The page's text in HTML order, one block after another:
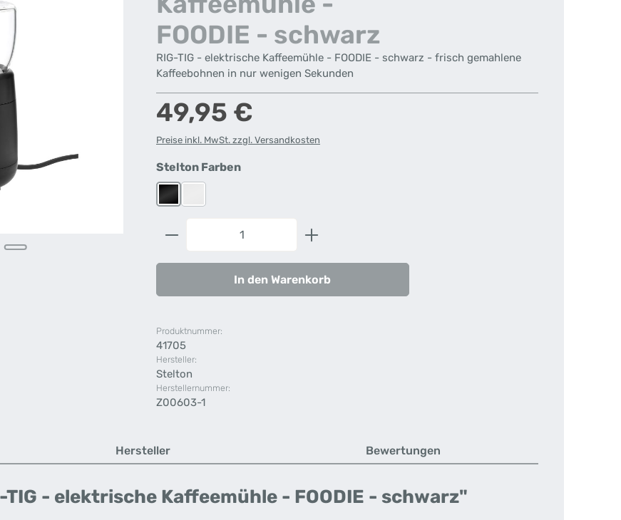
FOODIE - schwarz
RIG-TIG - elektrische Kaffeemühle - FOODIE - schwarz - frisch gemahlene
Kaffeebohnen in nur wenigen Sekunden
Regulärer Preis:
49,95 €
Preise inkl. MwSt. zzgl. Versandkosten
Stelton Farbenauswählen
Schwarz
Weiß
Produkt Anzahl: Gib den gewünschten Wert ein oder
In den Warenkorb
Produktnummer:
41705
Hersteller:
Stelton
Herstellernummer:
Z00603-1
Hersteller Bewertungen
- elektrische Kaffeemühle - FOODIE - schwarz"